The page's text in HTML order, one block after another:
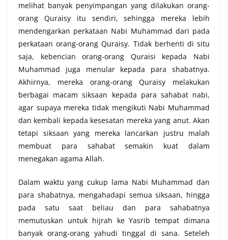
melihat banyak penyimpangan yang dilakukan orang-
orang Quraisy itu sendiri, sehingga mereka lebih
mendengarkan perkataan Nabi Muhammad dari pada
perkataan orang-orang Quraisy. Tidak berhenti di situ
saja, kebencian orang-orang Quraisi kepada Nabi
Muhammad juga menular kepada para shabatnya.
Akhirnya, mereka orang-orang Quraisy melakukan
berbagai macam siksaan kepada para sahabat nabi,
agar supaya mereka tidak mengikuti Nabi Muhammad
dan kembali kepada kesesatan mereka yang anut. Akan
tetapi siksaan yang mereka lancarkan justru malah
membuat para sahabat semakin kuat dalam
menegakan agama Allah.
Dalam waktu yang cukup lama Nabi Muhammad dan
para shabatnya, mengahadapi semua siksaan, hingga
pada satu saat beliau dan para sahabatnya
memutuskan untuk hijrah ke Yasrib tempat dimana
banyak orang-orang yahudi tinggal di sana. Seteleh